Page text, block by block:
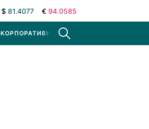
$ 81.4077 € 94.0585
КОРПОРАТИВНЫЕ НОВОСТИ